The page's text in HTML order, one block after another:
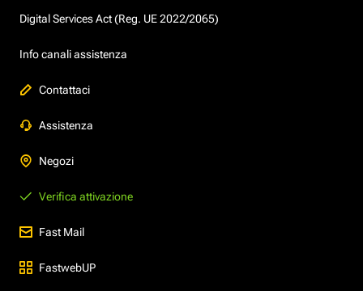
Digital Services Act (Reg. UE 2022/2065)
Info canali assistenza
Contattaci
Assistenza
Negozi
Verifica attivazione
Fast Mail
FastwebUP